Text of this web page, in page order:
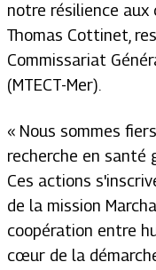
notre résilience aux
Thomas Cottinet,
Commissariat
(MTECT-Mer).
« Nous sommes
recherche en santé
Ces actions
de la mission
coopération entre
cœur de la